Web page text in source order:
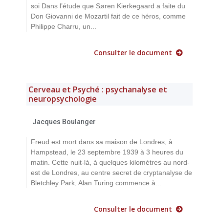
soi Dans l’étude que Søren Kierkegaard a faite du
Don Giovanni de Mozartil fait de ce héros, comme
Philippe Charru, un...
Consulter le document
Cerveau et Psyché : psychanalyse et
neuropsychologie
Jacques Boulanger
Freud est mort dans sa maison de Londres, à
Hampstead, le 23 septembre 1939 à 3 heures du
matin. Cette nuit-là, à quelques kilomètres au nord-
est de Londres, au centre secret de cryptanalyse de
Bletchley Park, Alan Turing commence à...
Consulter le document